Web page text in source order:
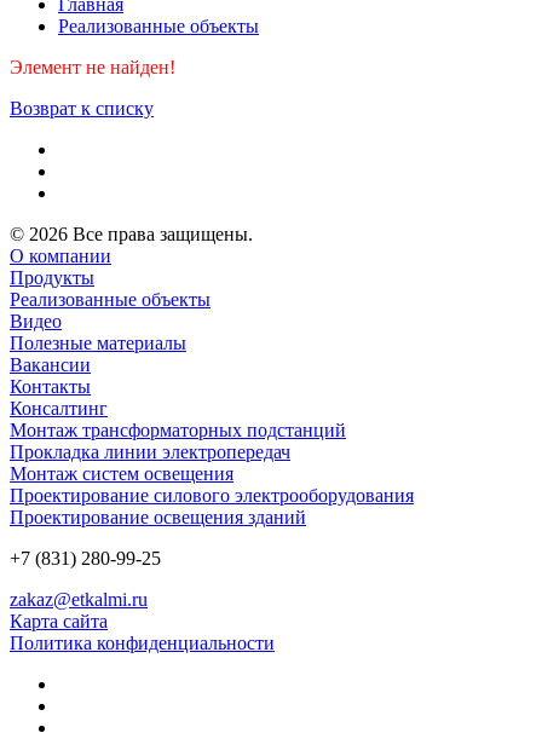
Реализованные объекты
Элемент не найден!
Возврат к списку
© 2026 Все права защищены.
О компании
Продукты
Реализованные объекты
Видео
Полезные материалы
Вакансии
Контакты
Консалтинг
Монтаж трансформаторных подстанций
Прокладка линии электропередач
Монтаж систем освещения
Проектирование силового электрооборудования
Проектирование освещения зданий
+7 (831) 280-99-25
zakaz@etkalmi.ru
Карта сайта
Политика конфиденциальности